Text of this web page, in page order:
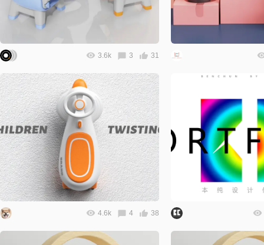
3.6k 3 31
4.6k 4 38